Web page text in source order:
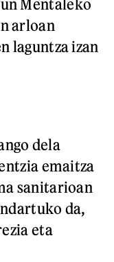
Mentaleko
arloan
laguntza izan
dela
emaitza
sanitarioan
da,
eta